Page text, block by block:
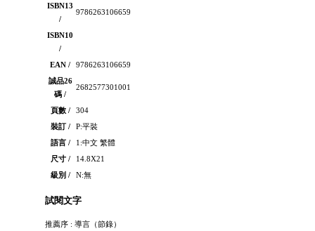
ISBN13
/
9786263106659
ISBN10
/
EAN /
9786263106659
誠品26
碼 /
2682577301001
頁數 /
304
裝訂 /
P:平裝
語言 /
1:中文 繁體
尺寸 /
14.8X21
級別 /
N:無
試閱文字
推薦序 : 導言（節錄）